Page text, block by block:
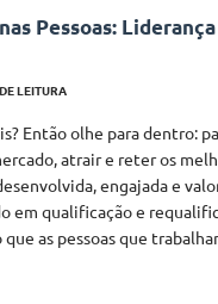
Pessoas:
LEITURA
Então olhe para dentro:
atrair e reter os
engajada e
em qualificação e
as pessoas que